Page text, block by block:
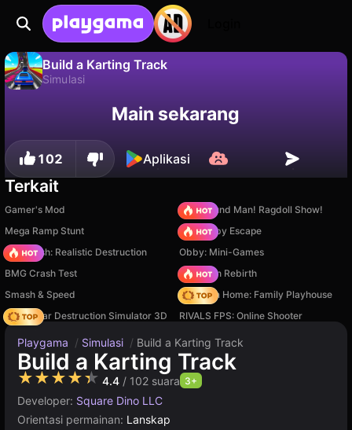
Build a Karting Track
Simulasi
Simpan progresnya!
Main sekarang
102 Aplikasi
Terkait
Gamer's Mod
Playground Man! Ragdoll Show!
Mega Ramp Stunt
Your Obby Escape
Car Crush: Realistic Destruction
Obby: Mini-Games
BMG Crash Test
Stickman Rebirth
Smash & Speed
My Town Home: Family Playhouse
Online Car Destruction Simulator 3D
RIVALS FPS: Online Shooter
Playgama / Simulasi / Build a Karting Track
Build a Karting Track
★★★★★ 4.4 / 102 suara 3+
Developer: Square Dino LLC
Orientasi permainan: Lanskap